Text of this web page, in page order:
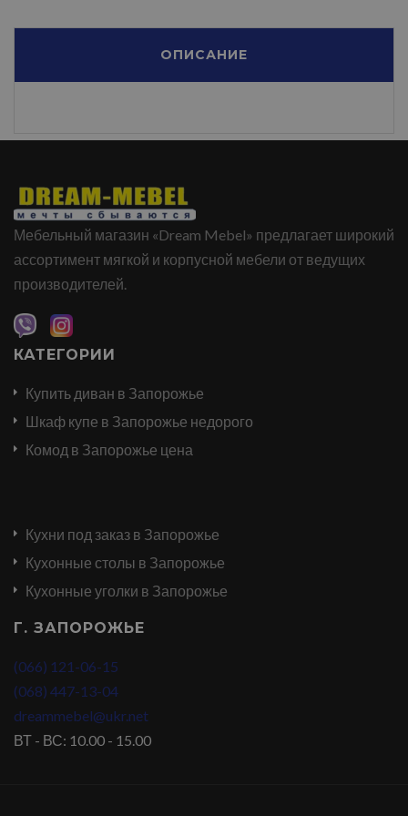
ОПИСАНИЕ
Мебельный магазин «Dream Mebel» предлагает широкий
ассортимент мягкой и корпусной мебели от ведущих
производителей.
КАТЕГОРИИ
Купить диван в Запорожье
Шкаф купе в Запорожье недорого
Комод в Запорожье цена
Кухни под заказ в Запорожье
Кухонные столы в Запорожье
Кухонные уголки в Запорожье
Г. ЗАПОРОЖЬЕ
(066) 121-06-15
(068) 447-13-04
dreammebel@ukr.net
ВТ - ВС: 10.00 - 15.00